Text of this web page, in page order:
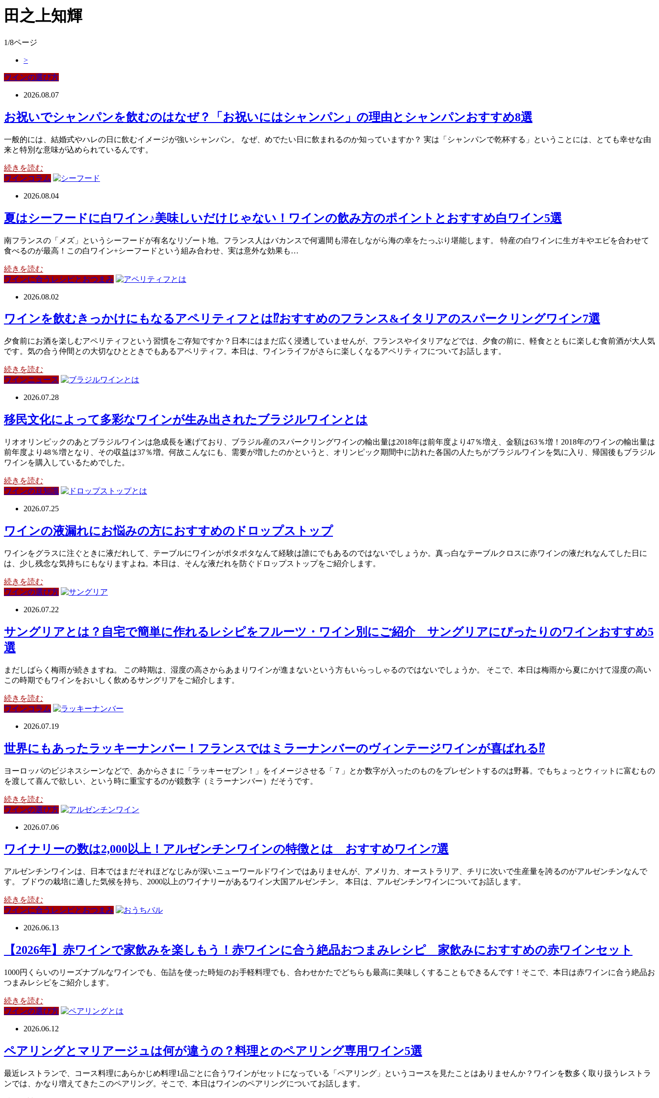
田之上知輝
1/8ページ
>
ワインの選び方
2026.08.07
お祝いでシャンパンを飲むのはなぜ？「お祝いにはシャンパン」の理由とシャンパンおすすめ8選
一般的には、結婚式やハレの日に飲むイメージが強いシャンパン。 なぜ、めでたい日に飲まれるのか知っていますか？ 実は「シャンパンで乾杯する」ということには、とても幸せな由
来と特別な意味が込められているんです。
続きを読む
ワインコラム
2026.08.04
夏はシーフードに白ワイン♪美味しいだけじゃない！ワインの飲み方のポイントとおすすめ白ワイン5選
南フランスの「メズ」というシーフードが有名なリゾート地。フランス人はバカンスで何週間も滞在しながら海の幸をたっぷり堪能します。 特産の白ワインに生ガキやエビを合わせて
食べるのが最高！この白ワイン+シーフードという組み合わせ、実は意外な効果も…
続きを読む
ワインに合うレシピとおつまみ
2026.08.02
ワインを飲むきっかけにもなるアペリティフとは⁉おすすめのフランス&イタリアのスパークリングワイン7選
夕食前にお酒を楽しむアペリティフという習慣をご存知ですか？日本にはまだ広く浸透していませんが、フランスやイタリアなどでは、夕食の前に、軽食とともに楽しむ食前酒が大人気
です。気の合う仲間との大切なひとときでもあるアペリティフ。本日は、ワインライフがさらに楽しくなるアペリティフについてお話します。
続きを読む
ワインニュース
2026.07.28
移民文化によって多彩なワインが生み出されたブラジルワインとは
リオオリンピックのあとブラジルワインは急成長を遂げており、ブラジル産のスパークリングワインの輸出量は2018年は前年度より47％増え、金額は63％増！2018年のワインの輸出量は
前年度より48％増となり、その収益は37％増。何故こんなにも、需要が増したのかというと、オリンピック期間中に訪れた各国の人たちがブラジルワインを気に入り、帰国後もブラジル
ワインを購入しているためでした。
続きを読む
ワインの豆知識
2026.07.25
ワインの液漏れにお悩みの方におすすめのドロップストップ
ワインをグラスに注ぐときに液だれして、テーブルにワインがポタポタなんて経験は誰にでもあるのではないでしょうか。真っ白なテーブルクロスに赤ワインの液だれなんてした日に
は、少し残念な気持ちにもなりますよね。本日は、そんな液だれを防ぐドロップストップをご紹介します。
続きを読む
ワインの選び方
2026.07.22
サングリアとは？自宅で簡単に作れるレシピをフルーツ・ワイン別にご紹介 サングリアにぴったりのワインおすすめ5
選
まだしばらく梅雨が続きますね。 この時期は、湿度の高さからあまりワインが進まないという方もいらっしゃるのではないでしょうか。 そこで、本日は梅雨から夏にかけて湿度の高い
この時期でもワインをおいしく飲めるサングリアをご紹介します。
続きを読む
ワインコラム
2026.07.19
世界にもあったラッキーナンバー！フランスではミラーナンバーのヴィンテージワインが喜ばれる⁉
ヨーロッパのビジネスシーンなどで、あからさまに「ラッキーセブン！」をイメージさせる「７」とか数字が入ったのものをプレゼントするのは野暮。でもちょっとウィットに富むもの
を渡して喜んで欲しい、という時に重宝するのが鏡数字（ミラーナンバー）だそうです。
続きを読む
ワインの選び方
2026.07.06
ワイナリーの数は2,000以上！アルゼンチンワインの特徴とは おすすめワイン7選
アルゼンチンワインは、日本ではまだそれほどなじみが深いニューワールドワインではありませんが、アメリカ、オーストラリア、チリに次いで生産量を誇るのがアルゼンチンなんで
す。 ブドウの栽培に適した気候を持ち、2000以上のワイナリーがあるワイン大国アルゼンチン。 本日は、アルゼンチンワインについてお話します。
続きを読む
ワインに合うレシピとおつまみ
2026.06.13
【2026年】赤ワインで家飲みを楽しもう！赤ワインに合う絶品おつまみレシピ 家飲みにおすすめの赤ワインセット
1000円くらいのリーズナブルなワインでも、缶詰を使った時短のお手軽料理でも、合わせかたでどちらも最高に美味しくすることもできるんです！そこで、本日は赤ワインに合う絶品お
つまみレシピをご紹介します。
続きを読む
ワインの選び方
2026.06.12
ペアリングとマリアージュは何が違うの？料理とのペアリング専用ワイン5選
最近レストランで、コース料理にあらかじめ料理1品ごとに合うワインがセットになっている「ペアリング」というコースを見たことはありませんか？ワインを数多く取り扱うレストラ
ンでは、かなり増えてきたこのペアリング。そこで、本日はワインのペアリングについてお話します。